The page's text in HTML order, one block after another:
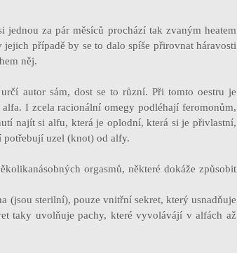
jednou za pár měsíců prochází tak zvaným heatem
případě by se to dalo spíše přirovnat háravosti
něj.
autor sám, dost se to různí. Při tomto oestru je
I zcela racionální omegy podléhají feromonům,
najít si alfu, která je oplodní, která si je přivlastní,
potřebují uzel (knot) od alfy.
orgasmů, některé dokáže způsobit
(jsou sterilní), pouze vnitřní sekret, který usnadňuje
taky uvolňuje pachy, které vyvolávájí v alfách až